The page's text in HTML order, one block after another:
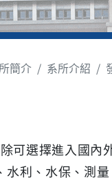
簡介 系所介紹
可選擇進入國內
水利、水保、測